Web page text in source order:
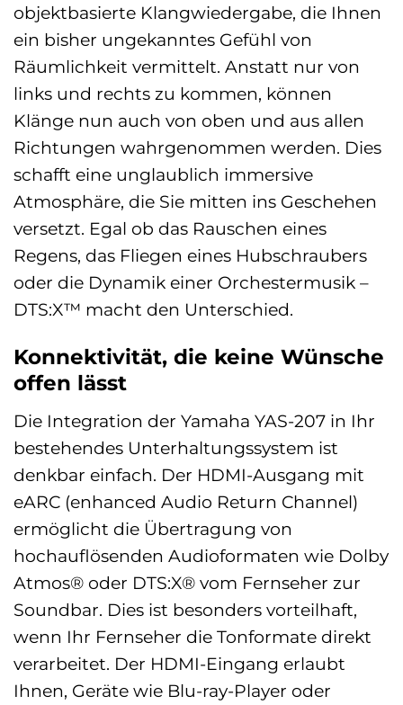
objektbasierte Klangwiedergabe, die Ihnen
ein bisher ungekanntes Gefühl von
Räumlichkeit vermittelt. Anstatt nur von
links und rechts zu kommen, können
Klänge nun auch von oben und aus allen
Richtungen wahrgenommen werden. Dies
schafft eine unglaublich immersive
Atmosphäre, die Sie mitten ins Geschehen
versetzt. Egal ob das Rauschen eines
Regens, das Fliegen eines Hubschraubers
oder die Dynamik einer Orchestermusik –
DTS:X™ macht den Unterschied.
Konnektivität, die keine Wünsche
offen lässt
Die Integration der Yamaha YAS-207 in Ihr
bestehendes Unterhaltungssystem ist
denkbar einfach. Der HDMI-Ausgang mit
eARC (enhanced Audio Return Channel)
ermöglicht die Übertragung von
hochauflösenden Audioformaten wie Dolby
Atmos® oder DTS:X® vom Fernseher zur
Soundbar. Dies ist besonders vorteilhaft,
wenn Ihr Fernseher die Tonformate direkt
verarbeitet. Der HDMI-Eingang erlaubt
Ihnen, Geräte wie Blu-ray-Player oder